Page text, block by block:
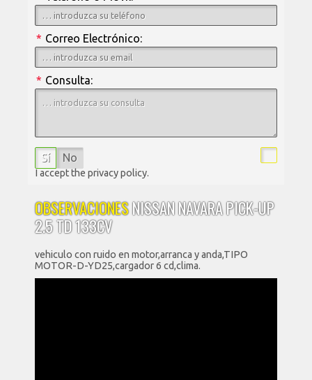
Correo Electrónico:
*
Consulta:
*
Sí No
I accept the privacy policy.
OBSERVACIONESNISSAN NAVARA PICK-UP
2.5 TD 133CV
vehiculo con ruido en motor,arranca y anda,TIPO
MOTOR-D-YD25,cargador 6 cd,clima.